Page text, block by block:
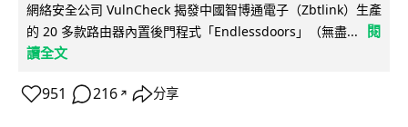
網絡安全公司 VulnCheck 揭發中國智博通電子（Zbtlink）生產
的 20 多款路由器內置後門程式「Endlessdoors」（無盡...
閱
讀全文
951 216 ↗ 分享